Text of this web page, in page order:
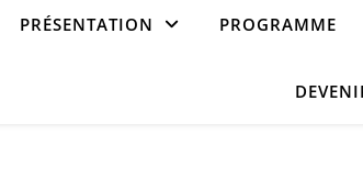
PRÉSENTATION PROGRAMME